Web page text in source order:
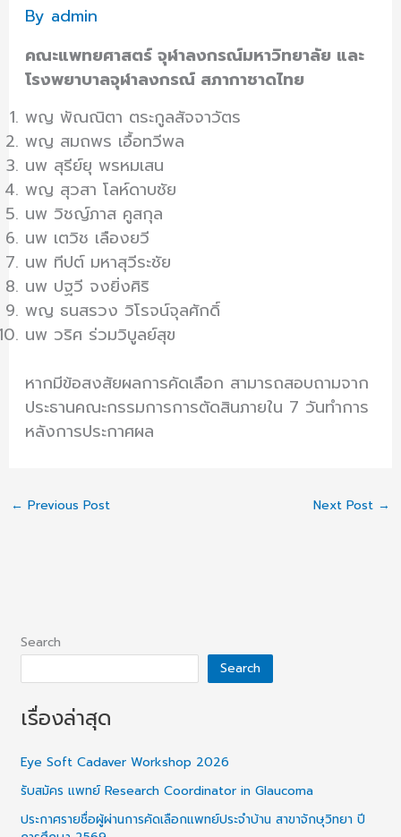
By admin
คณะแพทยศาสตร์ จุฬาลงกรณ์มหาวิทยาลัย และ
โรงพยาบาลจุฬาลงกรณ์ สภากาชาดไทย
พญ พัณณิตา ตระกูลสัจจาวัตร
พญ สมถพร เอื้อทวีพล
นพ สุรีย์ยุ พรหมเสน
พญ สุวสา โลห์ดาบชัย
นพ วิชญ์ภาส คูสกุล
นพ เตวิช เลืองยวี
นพ ทีปต์ มหาสุวีระชัย
นพ ปฐวี จงยิ่งศิริ
พญ ธนสรวง วิโรจน์จุลศักดิ์
นพ วริศ ร่วมวิบูลย์สุข
หากมีข้อสงสัยผลการคัดเลือก สามารถสอบถามจาก
ประธานคณะกรรมการการตัดสินภายใน 7 วันทําการ
หลังการประกาศผล
← Previous Post Next Post →
Search
Search
เรื่องล่าสุด
Eye Soft Cadaver Workshop 2026
รับสมัคร แพทย์ Research Coordinator in Glaucoma
ประกาศรายชื่อผู้ผ่านการคัดเลือกแพทย์ประจำบ้าน สาขาจักษุวิทยา ปี